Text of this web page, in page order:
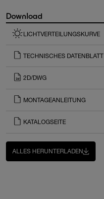
Download
LICHTVERTEILUNGSKURVE
TECHNISCHES DATENBLATT
2D/DWG
MONTAGEANLEITUNG
KATALOGSEITE
ALLES HERUNTERLADEN